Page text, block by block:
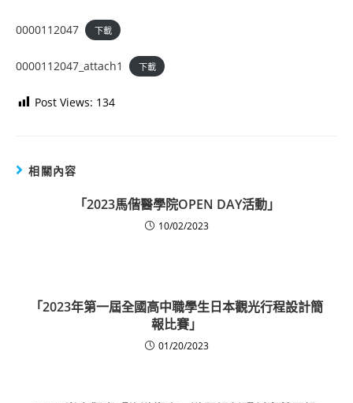
0000112047 下載
0000112047_attach1 下載
Post Views: 134
相關內容
「2023馬偕醫學院OPEN DAY活動」
10/02/2023
「2023年第一屆全國高中職學生日本觀光行程設計簡
報比賽」
01/20/2023